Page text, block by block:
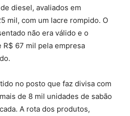
diesel, avaliados em
mil, com um lacre rompido. O
não era válido e o
R$ 67 mil pela empresa
no posto que faz divisa com
de 8 mil unidades de sabão
A rota dos produtos,